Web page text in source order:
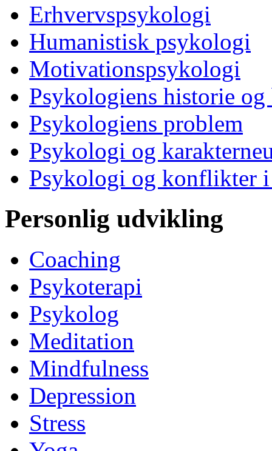
Erhvervspsykologi
Humanistisk psykologi
Motivationspsykologi
Psykologiens historie og
Psykologiens problem
Psykologi og
Psykologi og konflikter
Personlig udvikling
Coaching
Psykoterapi
Psykolog
Meditation
Mindfulness
Depression
Stress